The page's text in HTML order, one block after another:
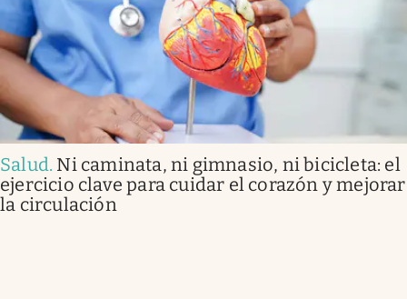
Salud. Ni caminata, ni gimnasio, ni bicicleta: el
ejercicio clave para cuidar el corazón y mejorar
la circulación